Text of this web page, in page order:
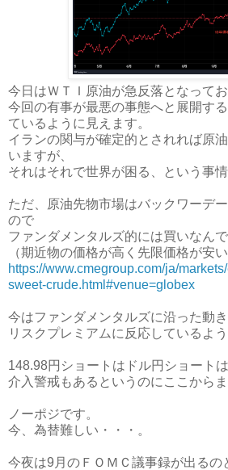
今日はＷＴＩ原油が急反落となってお
今回の有事が最悪の事態へと展開す
ているように見えます。
イランの関与が確定的とされれば原
いますが、
それはそれで世界が困る、という事情
ただ、原油先物市場はバックワーデ
ので
ファンダメンタルズ的には買いなんで
（期近物の価格が高く先限価格が安い
https://www.cmegroup.com/ja/
sweet-crude.html#venue=globex
今はファンダメンタルズに沿った動き
リスクプレミアムに反応しているよう
148.98円ショートはドル円ショート
介入警戒もあるというのにここから
ノーポジです。
今、為替難しい・・・。
今夜は9月のＦＯＭＣ議事録が出るの